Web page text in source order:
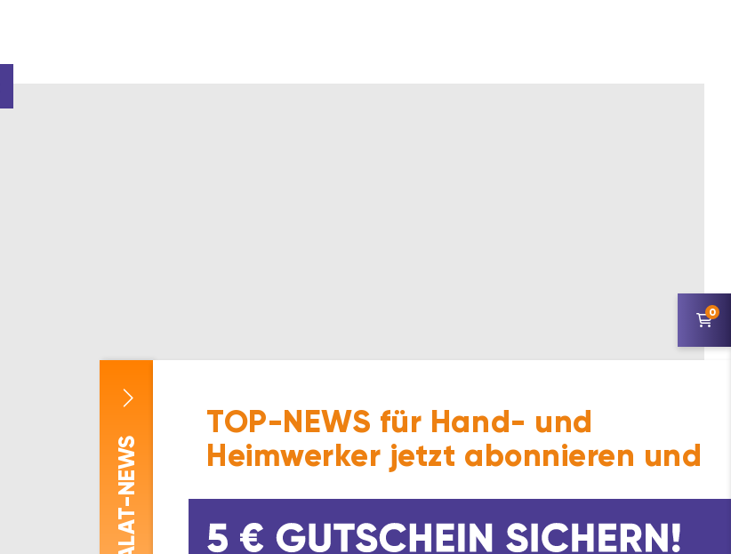
0
-NEWS
TOP-NEWS für Hand- und
Heimwerker jetzt abonnieren und